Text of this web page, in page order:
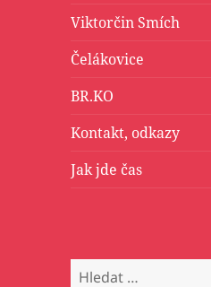
Viktorčin Smích
Čelákovice
BR.KO
Kontakt, odkazy
Jak jde čas
Vyhledávání